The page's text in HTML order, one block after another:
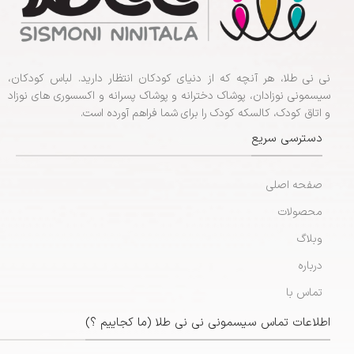
نی نی طلا، هر آنچه که از دنیای کودکان انتظار دارید. لباس کودکان،
سیسمونی نوزادان، پوشاک دخترانه و پوشاک پسرانه و اکسسوری های نوزاد
و اتاق کودک، کالسکه کودک را برای شما فراهم آورده است.
دسترسی سریع
صفحه اصلی
محصولات
وبلاگ
درباره
تماس با
اطلاعات تماس سیسمونی نی نی طلا (ما کجاییم ؟)